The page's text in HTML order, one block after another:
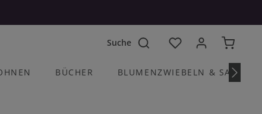
Du hast 0 Produkte
BÜCHER BLUMENZWIEBELN &